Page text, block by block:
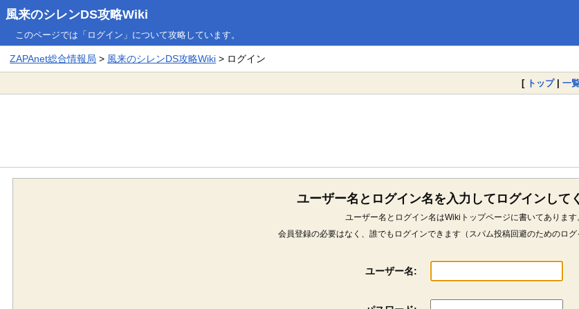
風来のシレンDS攻略Wiki
このページでは「ログイン」について攻略しています。
ZAPAnet総合情報局 > 風来のシレンDS攻略Wiki > ログイン
[ トップ| 一
ユーザー名とログイン名を入力してログインして
ユーザー名とログイン名はWikiトップページに書いてあります
会員登録の必要はなく、誰でもログインできます（スパム投稿回避のためのログ
ユーザー名: